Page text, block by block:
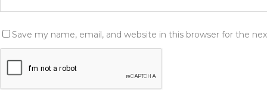
Save my name, email, and website in this browser for the